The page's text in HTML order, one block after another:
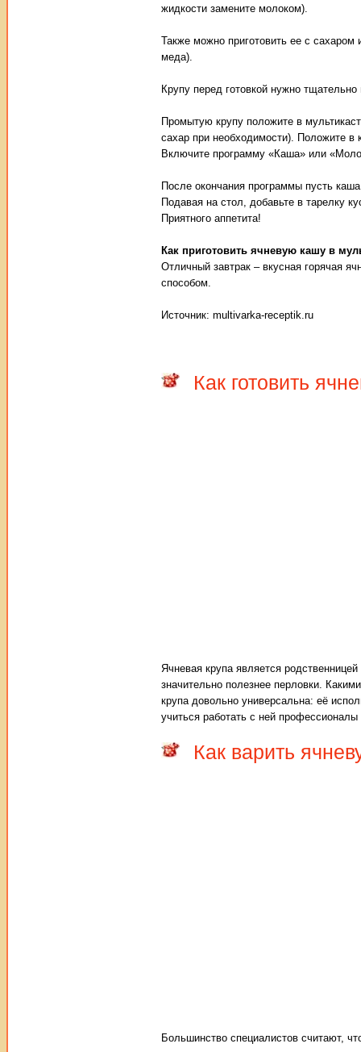
жидкости замените молоком).
Также можно приготовить ее с
меда).
Крупу перед готовкой нужно
Промытую крупу положите в
сахар при необходимости). Положите
Включите программу «Каша» или
После окончания программы пусть
Подавая на стол, добавьте в тарелку
Приятного аппетита!
Как приготовить ячневую кашу в
Отличный завтрак – вкусная горячая
способом.
Источник: multivarka-receptik.ru
Как готовить
Ячневая крупа является
значительно полезнее перловки.
крупа довольно универсальна: её
учиться работать с ней
Как варить
Большинство специалистов считают,